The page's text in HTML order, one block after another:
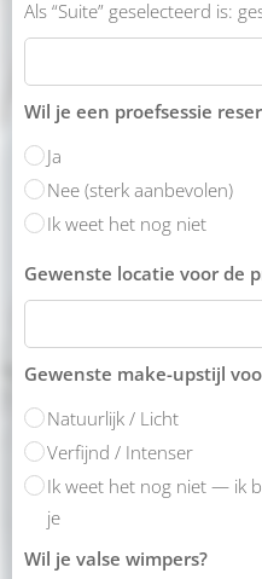
Als “Suite” geselecteerd is:
Wil je een proefsessie
Ja
Nee (sterk aanbevolen)
Ik weet het nog niet
Gewenste locatie voor de
Gewenste make-upstijl
Natuurlijk / Licht
Verfijnd / Intenser
Ik weet het nog niet — ik
je
Wil je valse wimpers?